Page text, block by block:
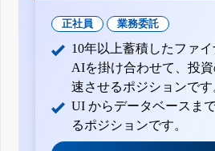
正社員 業務委託
10年以上蓄積したファ
AIを掛け合わせて、投
速させるポジションです
UI からデータベースま
るポジションです。